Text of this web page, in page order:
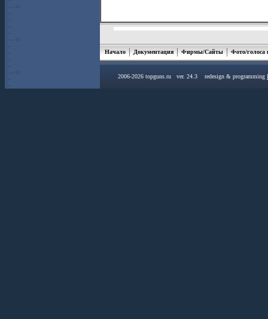
Начало Документация Фирмы/Сайты Фото/голоса
2006-2026 topguns.ru ver. 24.3 redesign & programming